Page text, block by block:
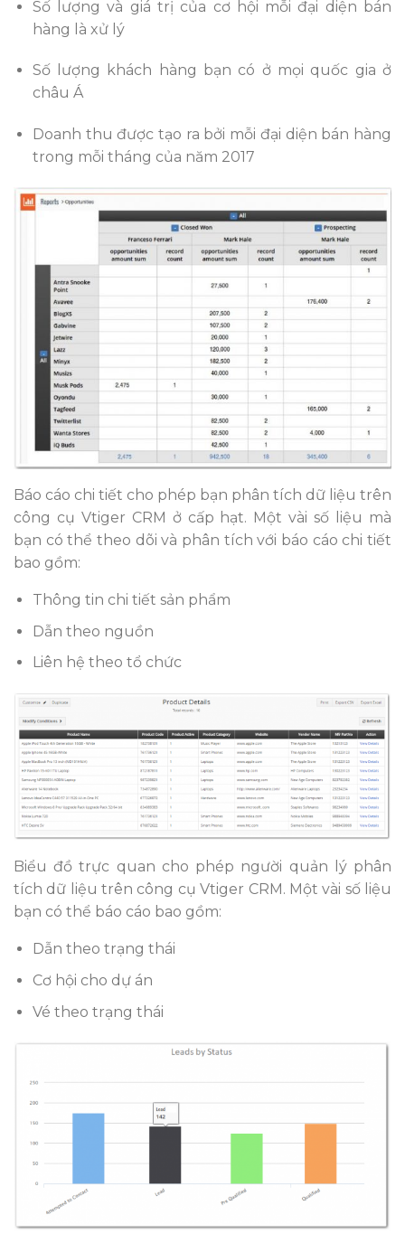
Số lượng và giá trị của cơ hội mỗi đại diện bán
hàng là xử lý
Số lượng khách hàng bạn có ở mọi quốc gia ở
châu Á
Doanh thu được tạo ra bởi mỗi đại diện bán hàng
trong mỗi tháng của năm 2017
Báo cáo chi tiết cho phép bạn phân tích dữ liệu trên
công cụ Vtiger CRM ở cấp hạt. Một vài số liệu mà
bạn có thể theo dõi và phân tích với báo cáo chi tiết
bao gồm:
Thông tin chi tiết sản phẩm
Dẫn theo nguồn
Liên hệ theo tổ chức
Biểu đồ trực quan cho phép người quản lý phân
tích dữ liệu trên công cụ Vtiger CRM. Một vài số liệu
bạn có thể báo cáo bao gồm:
Dẫn theo trạng thái
Cơ hội cho dự án
Vé theo trạng thái